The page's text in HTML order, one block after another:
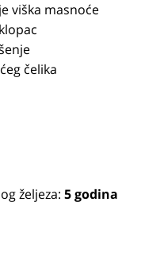
viška masnoće
čelika
željeza: 5 godina